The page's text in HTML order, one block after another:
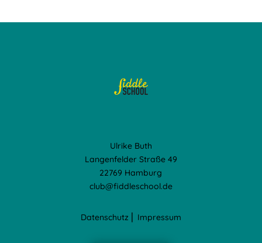
Ulrike Buth
Langenfelder Straße 49
22769 Hamburg
club@fiddleschool.de
Datenschutz Impressum